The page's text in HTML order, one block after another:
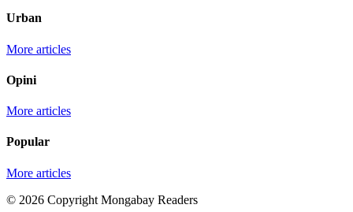
Urban
More articles
Opini
More articles
Popular
More articles
© 2026 Copyright Mongabay Readers